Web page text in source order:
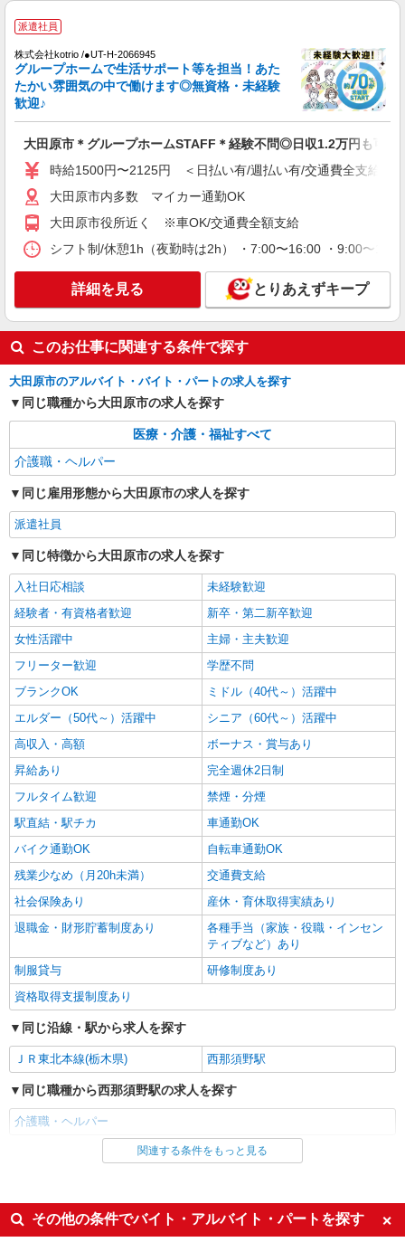
通費全支給(ガソリン代含む)＞
大田原市内多数 マイカー通勤OK
詳細を見る
派遣社員
株式会社kotrio /●UT-H-1732749
サ高住職員＊残業しているようじゃダメか、定
時給1500円〜2125円 ＜日払い有/週払い有/交
通費全支給(ガソリン代含む)＞
大田原市内多数 マイカー通勤OK
キープ 詳細を見る
派遣社員
障がい者デイで送迎、見守りなど★大田原市★
運転できる方急募
時給1500円〜2125円 ＜日払い有/週払い有/交
通費全支給(ガソリン代含む)＞
キープ 詳細を見る
派遣社員
デイサービスSTAFF＊日払いOK！推し活の軍
資金も即ゲット◎
時給1500円〜2125円 ＜日払い有/週払い有/交
通費全支給(ガソリン代含む)＞
キープ 詳細を見る
派遣社員
株式会社kotrio /●UT-H-2066945
グループホームで生活サポート等を担当！あた
たかい雰囲気の中で働けます◎無資格・未経験
歓迎♪
大田原市＊グループホームSTAFF＊経験不問◎日収1.2万円も可
時給1500円〜2125円 ＜日払い有/週払い有/交通費全支給(ガ
大田原市内多数 マイカー通勤OK
大田原市役所近く ※車OK/交通費全額支給
シフト制/休憩1h（夜勤時は2h） ・7:00〜16:00 ・9:00〜
詳細を見る とりあえずキープ
このお仕事に関連する条件で探す
大田原市のアルバイト・バイト・パートの求人を探す
同じ職種から大田原市の求人を探す
医療・介護・福祉すべて
介護職・ヘルパー
同じ雇用形態から大田原市の求人を探す
派遣社員
同じ特徴から大田原市の求人を探す
入社日応相談
未経験歓迎
経験者・有資格者歓迎
新卒・第二新卒歓迎
女性活躍中
主婦・主夫歓迎
フリーター歓迎
学歴不問
ブランクOK
ミドル（40代～）活躍中
エルダー（50代～）活躍中
シニア（60代～）活躍中
高収入・高額
ボーナス・賞与あり
昇給あり
完全週休2日制
フルタイム歓迎
禁煙・分煙
駅直結・駅チカ
車通勤OK
バイク通勤OK
自転車通勤OK
残業少なめ（月20h未満）
交通費支給
社会保険あり
産休・育休取得実績あり
退職金・財形貯蓄制度あり
各種手当（家族・役職・インセン
ティブなど）あり
制服貸与
研修制度あり
資格取得支援制度あり
同じ沿線・駅から求人を探す
ＪＲ東北本線(栃木県) 西那須野駅
同じ職種から西那須野駅の求人を探す
介護職・ヘルパー
同じ雇用形態から西那須野駅の求人を探す
同じ特徴から西那須野駅の求人を探す
関連する条件をもっと見る
その他の条件でバイト・アルバイト・パートを探す